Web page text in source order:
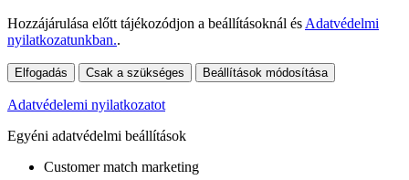
Hozzájárulása előtt tájékozódjon a beállításoknál és Adatvédelmi
nyilatkozatunkban..
Elfogadás Csak a szükséges Beállítások módosítása
Adatvédelemi nyilatkozatot
Egyéni adatvédelmi beállítások
Customer match marketing